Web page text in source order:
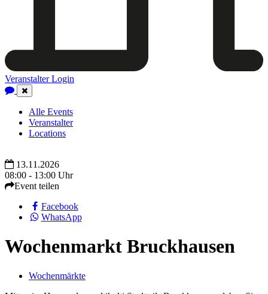
Veranstalter Login
Close
Navigation
Alle Events
Veranstalter
Locations
13.11.2026
08:00 - 13:00 Uhr
Event teilen
Facebook
WhatsApp
Wochenmarkt Bruckhausen
Wochenmärkte